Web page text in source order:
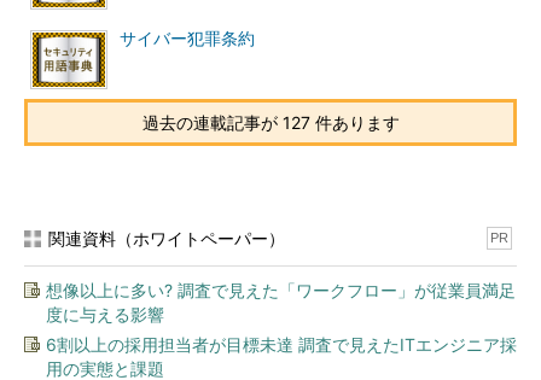
サイバー犯罪条約
過去の連載記事が 127 件あります
関連資料（ホワイトペーパー） PR
想像以上に多い? 調査で見えた「ワークフロー」が従業員満足
度に与える影響
6割以上の採用担当者が目標未達 調査で見えたITエンジニア採
用の実態と課題